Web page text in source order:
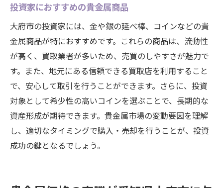
投資家におすすめの貴金属商品
大府市の投資家には、金や銀の延べ棒、コインなどの貴
金属商品が特におすすめです。これらの商品は、流動性
が高く、買取業者が多いため、売買のしやすさが魅力で
す。また、地元にある信頼できる買取店を利用すること
で、安心して取引を行うことができます。さらに、投資
対象として希少性の高いコインを選ぶことで、長期的な
資産形成が期待できます。貴金属市場の変動要因を理解
し、適切なタイミングで購入・売却を行うことが、投資
成功の鍵となるでしょう。